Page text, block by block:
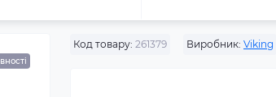
Код товару: 261379 Виробник: Viking